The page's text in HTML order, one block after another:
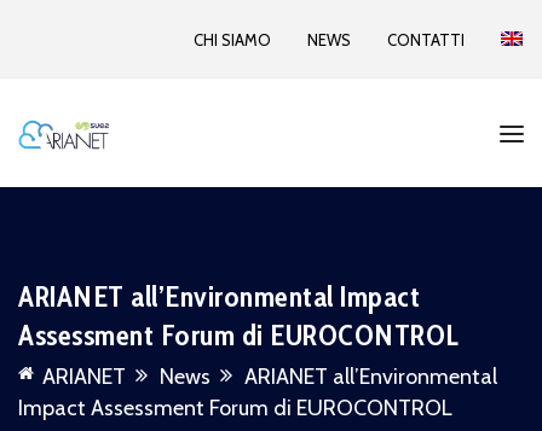
CHI SIAMO NEWS CONTATTI
ARIANET all’Environmental Impact
Assessment Forum di EUROCONTROL
ARIANET News
ARIANET all’Environmental
Impact Assessment Forum di EUROCONTROL